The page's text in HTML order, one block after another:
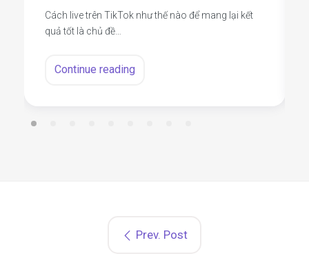
Cách live trên TikTok như thế nào để mang lại kết
quả tốt là chủ đề…
Continue reading
Prev. Post